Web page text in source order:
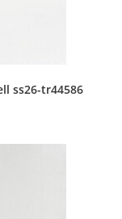
ss26-tr44586